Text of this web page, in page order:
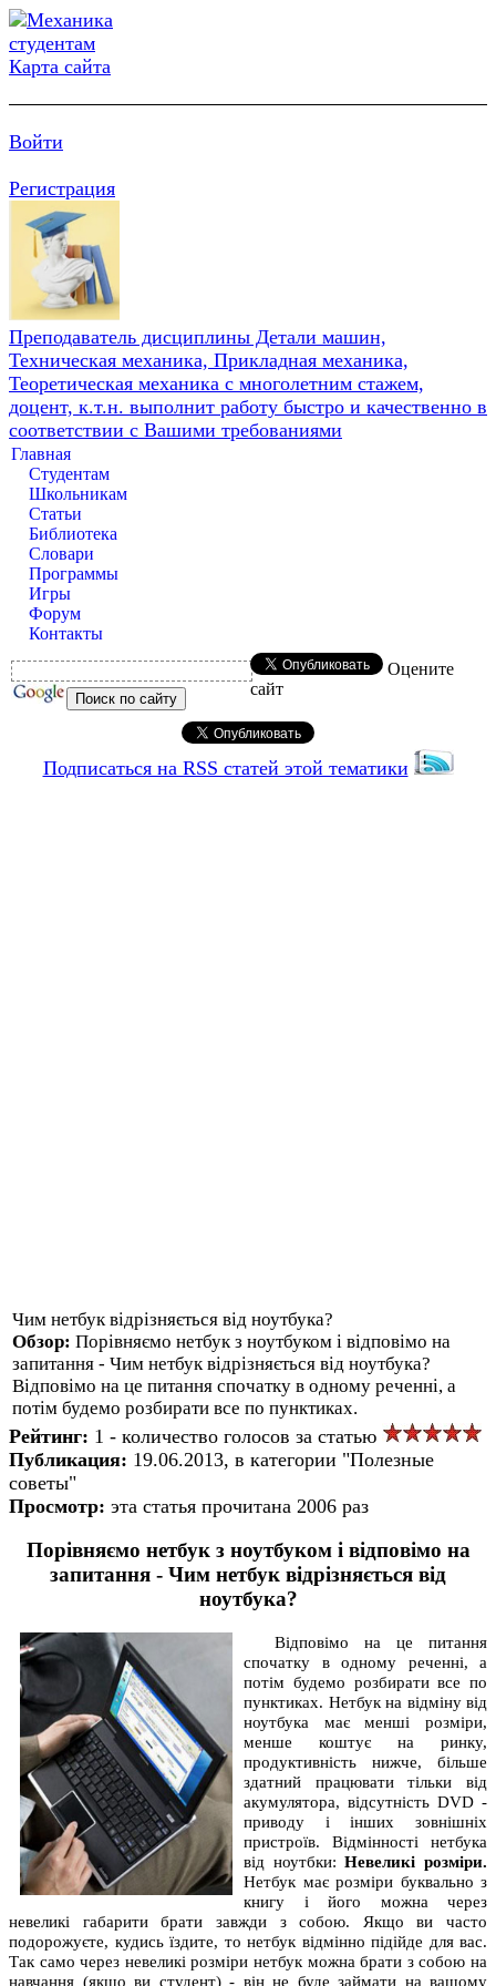
Карта сайта
Войти
Регистрация
Преподаватель дисциплины Детали машин,
Техническая механика, Прикладная механика,
Теоретическая механика с многолетним стажем,
доцент, к.т.н. выполнит работу быстро и качественно в
соответствии с Вашими требованиями
Главная
Студентам
Школьникам
Статьи
Библиотека
Словари
Программы
Игры
Форум
Контакты
Оцените
сайт
Подписаться на RSS статей этой тематики
Чим нетбук відрізняється від ноутбука?
Обзор: Порівняємо нетбук з ноутбуком і відповімо на
запитання - Чим нетбук відрізняється від ноутбука?
Відповімо на це питання спочатку в одному реченні, а
потім будемо розбирати все по пунктиках.
Рейтинг: 1 - количество голосов за статью
Публикация: 19.06.2013, в категории "Полезные
советы"
Просмотр: эта статья прочитана 2006 раз
Порівняємо нетбук з ноутбуком і відповімо на
запитання - Чим нетбук відрізняється від
ноутбука?
Відповімо на це питання
спочатку в одному реченні, а
потім будемо розбирати все по
пунктиках. Нетбук на відміну від
ноутбука має менші розміри,
менше коштує на ринку,
продуктивність нижче, більше
здатний працювати тільки від
акумулятора, відсутність DVD -
приводу і інших зовнішніх
пристроїв. Відмінності нетбука
від ноутбки:Невеликі розміри.
Нетбук має розміри буквально з
книгу і його можна через
невеликі габарити брати завжди з собою. Якщо ви часто
подорожуєте, кудись їздите, то нетбук відмінно підійде для вас.
Так само через невеликі розміри нетбук можна брати з собою на
навчання (якщо ви студент) - він не буде займати на вашому